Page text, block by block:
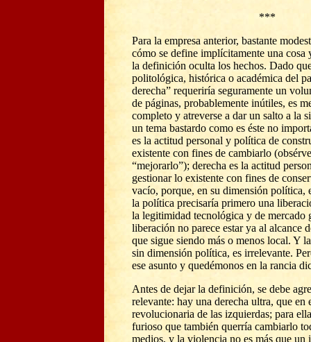
***
Para la empresa anterior, bastante
cómo se define implícitamente una cosa
la definición oculta los hechos. Dado
politológica, histórica o académica del
derecha” requeriría seguramente un
de páginas, probablemente inútiles, es
completo y atreverse a dar un salto a la
un tema bastardo como es éste no
es la actitud personal y política de
existente con fines de cambiarlo
“mejorarlo”); derecha es la actitud
gestionar lo existente con fines de
vacío, porque, en su dimensión política,
la política precisaría primero una
la legitimidad tecnológica y de
liberación no parece estar ya al alcance
que sigue siendo más o menos local. Y
sin dimensión política, es irrelevante.
ese asunto y quedémonos en la rancia
Antes de dejar la definición, se debe
relevante: hay una derecha ultra, que en
revolucionaria de las izquierdas; para
furioso que también querría cambiarlo
medios, y la violencia no es más que un